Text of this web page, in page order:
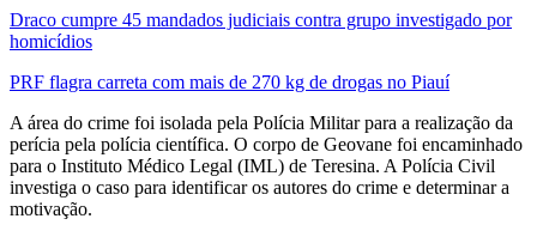
Draco cumpre 45 mandados judiciais contra grupo investigado por
homicídios
PRF flagra carreta com mais de 270 kg de drogas no Piauí
A área do crime foi isolada pela Polícia Militar para a realização da
perícia pela polícia científica. O corpo de Geovane foi encaminhado
para o Instituto Médico Legal (IML) de Teresina. A Polícia Civil
investiga o caso para identificar os autores do crime e determinar a
motivação.